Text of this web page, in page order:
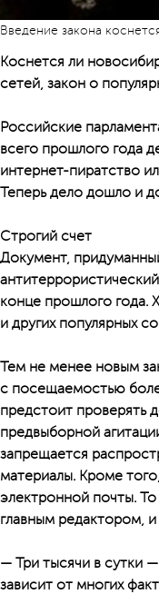
Введение закона
Коснется ли
сетей, закон о
Российские
всего прошлого года
интернет-пиратство
Теперь дело дошло и
Строгий счет
Документ,
конце прошлого года.
и других популярных
Тем не менее новым
с посещаемостью
предстоит проверять
предвыборной
запрещается
материалы. Кроме
электронной почты.
главным редактором,
— Три тысячи в сутки
зависит от многих